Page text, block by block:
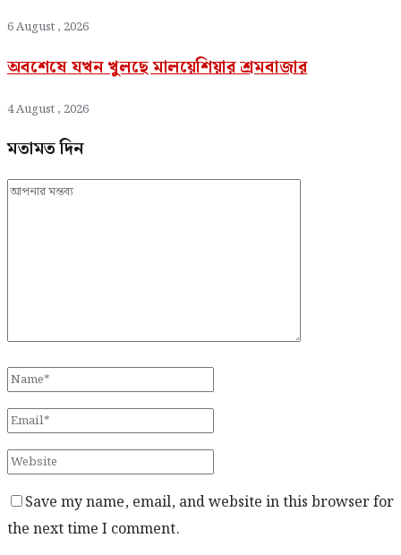
6 August , 2026
অবশেষে যখন খুলছে মালয়েশিয়ার শ্রমবাজার
4 August , 2026
মতামত দিন
Save my name, email, and website in this browser for
the next time I comment.